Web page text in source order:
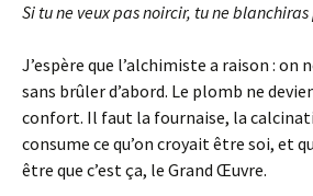
Si tu ne veux pas noircir, tu ne blanchiras
J’espère que l’alchimiste a raison : on
sans brûler d’abord. Le plomb ne
confort. Il faut la fournaise, la
consume ce qu’on croyait être soi, et
être que c’est ça, le Grand Œuvre.